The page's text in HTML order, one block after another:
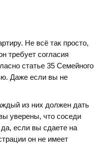
Не всё так просто,
требует согласия
статье 35 Семейного
Даже если вы не
из них должен дать
уверены, что соседи
да, если вы сдаете на
он не имеет